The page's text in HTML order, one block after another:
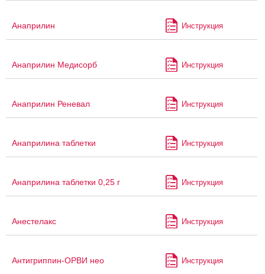
Анаприлин Инструкция
Анаприлин Медисорб Инструкция
Анаприлин Реневал Инструкция
Анаприлина таблетки Инструкция
Анаприлина таблетки 0,25 г Инструкция
Анестелакс Инструкция
Антигриппин-ОРВИ нео Инструкция